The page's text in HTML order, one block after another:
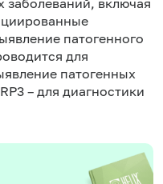
патогенного
для
патогенных
– для диагностики